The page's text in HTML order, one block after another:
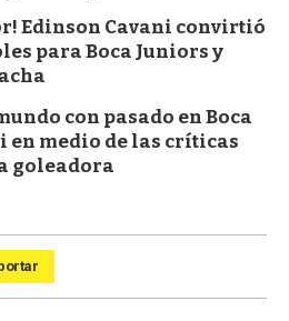
Edinson Cavani convirtió
para Boca Juniors y
con pasado en Boca
en medio de las críticas
goleadora